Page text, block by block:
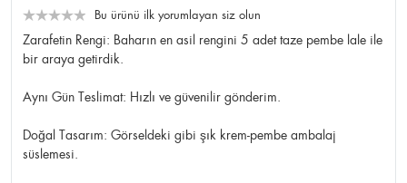
Bu ürünü ilk yorumlayan siz olun
Zarafetin Rengi: Baharın en asil rengini 5 adet taze pembe lale ile
bir araya getirdik.
Aynı Gün Teslimat: Hızlı ve güvenilir gönderim.
Doğal Tasarım: Görseldeki gibi şık krem-pembe ambalaj
süslemesi.